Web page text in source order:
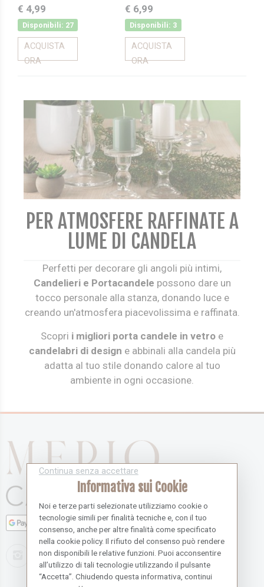
€ 4,99
Disponibili: 27
ACQUISTA
ORA
€ 6,99
Disponibili: 3
ACQUISTA
ORA
PER ATMOSFERE RAFFINATE A
LUME DI CANDELA
Perfetti per decorare gli angoli più intimi,
Candelieri e Portacandele possono dare un
tocco personale alla stanza, donando luce e
creando un'atmosfera piacevolissima e raffinata.
Scopri i migliori porta candele in vetro e
candelabri di design e abbinali alla candela più
adatta al tuo stile donando calore al tuo
ambiente in ogni occasione.
Continua senza accettare
Informativa sui Cookie
Noi e terze parti selezionate utilizziamo cookie o
tecnologie simili per finalità tecniche e, con il tuo
consenso, anche per altre finalità come specificato
nella cookie policy. Il rifiuto del consenso può rendere
non disponibili le relative funzioni. Puoi acconsentire
all’utilizzo di tali tecnologie utilizzando il pulsante
“Accetta”. Chiudendo questa informativa, continui